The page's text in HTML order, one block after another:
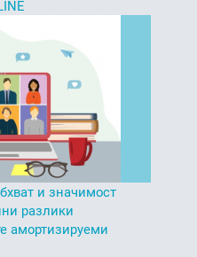
и значимост
разлики
амортизируеми